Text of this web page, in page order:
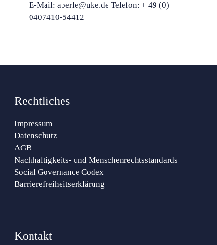
E-Mail: aberle@uke.de Telefon: + 49 (0)
0407410-54412
Rechtliches
Impressum
Datenschutz
AGB
Nachhaltigkeits- und Menschenrechtsstandards
Social Governance Codex
Barrierefreiheitserklärung
Kontakt